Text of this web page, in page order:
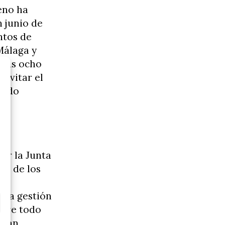
ha
junio de
de
y
ocho
evitar el
la Junta
de los
la gestión
todo